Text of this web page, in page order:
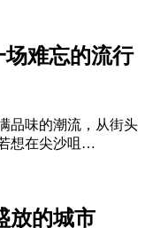
难忘的流行
品味的潮流，从街头
想在尖沙咀…
放的城市